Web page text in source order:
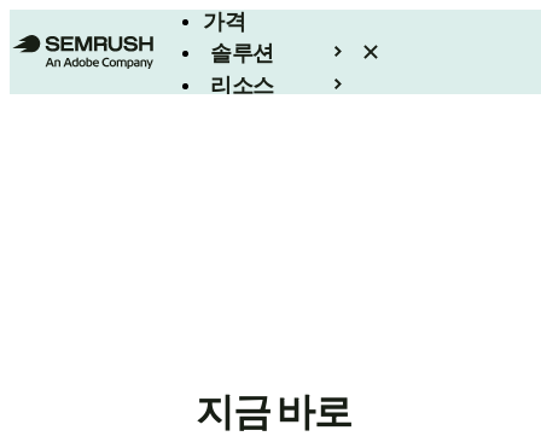
가격
솔루션
리소스
지금 바로